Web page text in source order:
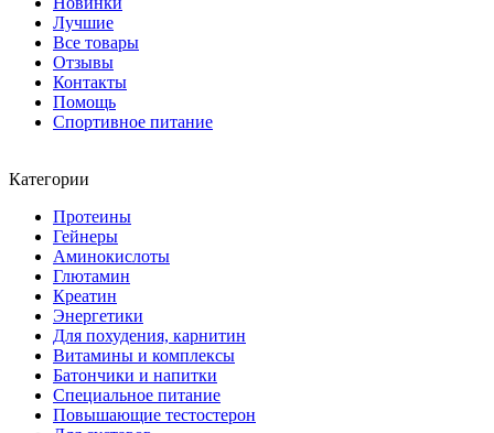
Лучшие
Все товары
Отзывы
Контакты
Помощь
Спортивное питание
Категории
Протеины
Гейнеры
Аминокислоты
Глютамин
Креатин
Энергетики
Для похудения, карнитин
Витамины и комплексы
Батончики и напитки
Специальное питание
Повышающие тестостерон